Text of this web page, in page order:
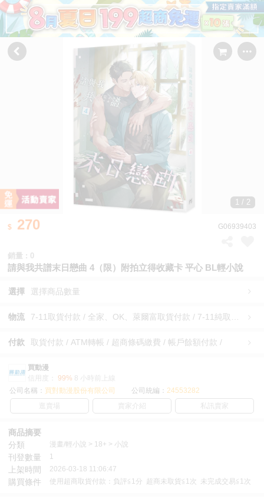
1 / 2
270 G06939403
銷量 : 0
請與我共譜末日戀曲 4（限）附拍立得收藏卡 平心 BL輕小說
選擇 選擇商品數量
物流
付款 取貨付款 / ATM轉帳 / 超商條碼繳費 / 帳戶餘額付款 /
買動漫
信用度：
99% 8 小時前上線
公司名稱： 買對動漫股份有限公司 公司統編： 24553282
逛賣場
賣家介紹 私訊賣家
商品摘要
分類
漫畫/輕小說 > 18+ > 小說
刊登數量 1
上架時間 2026-03-18 11:06:47
購買條件 使用超商取貨付款：負評≦1分 超商未取貨≦1次 未完成交易≦1次